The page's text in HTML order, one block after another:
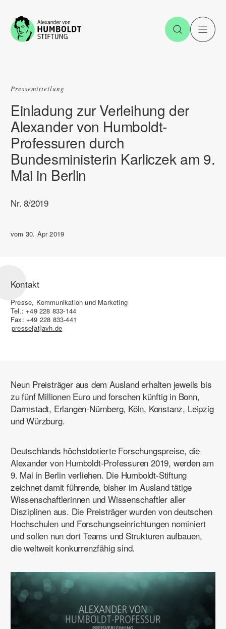
Zum Inhalt springen Suche
Pressemitteilung
Einladung zur Verleihung der
Alexander von Humboldt-
Professuren durch
Bundesministerin Karliczek am 9.
Mai in Berlin
Nr. 8/2019
vom 30. Apr 2019
Kontakt
Presse, Kommunikation und Marketing
Tel.: +49 228 833-144
Fax: +49 228 833-441
presse[at]avh.de
Neun Preisträger aus dem Ausland erhalten jeweils bis
zu fünf Millionen Euro und forschen künftig in Bonn,
Darmstadt, Erlangen-Nürnberg, Köln, Konstanz, Leipzig
und Würzburg.
Deutschlands höchstdotierte Forschungspreise, die
Alexander von Humboldt-Professuren 2019, werden am
9. Mai in Berlinverliehen. Die Humboldt-Stiftung
zeichnet damit führende, bisher im Ausland tätige
Wissenschaftlerinnen und Wissenschaftler aller
Disziplinen aus. Die Preisträger wurden von deutschen
Hochschulen und Forschungs­einrichtungen nominiert
und sollen nun dort Teams und Strukturen aufbauen,
die weltweit konkurrenzfähig sind.